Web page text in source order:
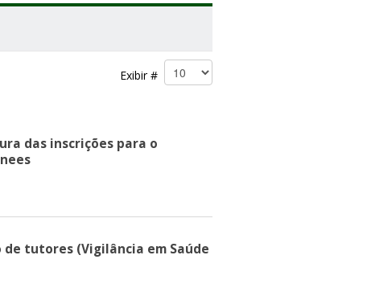
Exibir #
das inscrições para o
de tutores (Vigilância em Saúde